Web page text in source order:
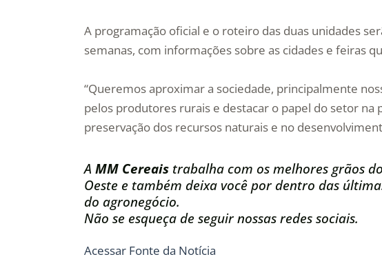
A programação oficial e o roteiro das duas unidades
semanas, com informações sobre as cidades e feiras
“Queremos aproximar a sociedade, principalmente
pelos produtores rurais e destacar o papel do setor na
preservação dos recursos naturais e no
A MM Cereais trabalha com os melhores grãos
Oeste e também deixa você por dentro das
do agronegócio.
Não se esqueça de seguir nossas redes sociais.
Acessar Fonte da Notícia